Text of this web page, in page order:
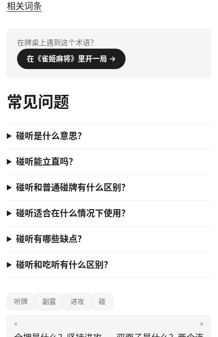
相关词条
在牌桌上遇到这个术语？
在《雀姬麻将》里开一局 →
常见问题
碰听是什么意思？
碰听能立直吗？
碰听和普通碰牌有什么区别？
碰听适合在什么情况下使用？
碰听有哪些缺点？
碰听和吃听有什么区别？
听牌 副露 进攻 碰
« »